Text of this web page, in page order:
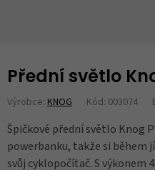
Přední světlo
Výrobce: KNOG Kód: 003074
Špičkové přední světlo Knog
powerbanku, takže si během
svůj cyklopočítač. S výkonem